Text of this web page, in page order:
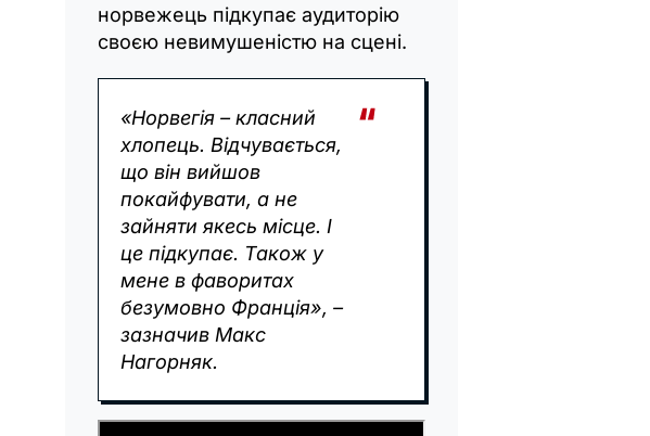
норвежець підкупає аудиторію
своєю невимушеністю на сцені.
«Норвегія – класний
хлопець. Відчувається,
що він вийшов
покайфувати, а не
зайняти якесь місце. І
це підкупає. Також у
мене в фаворитах
безумовно Франція», –
зазначив Макс
Нагорняк.